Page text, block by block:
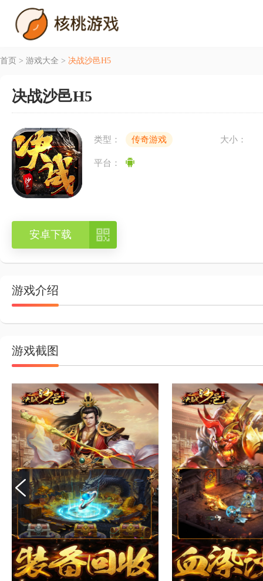
首页 > 游戏大全 > 决战沙邑H5
决战沙邑H5
类型： 传奇游戏 大小：
平台：
安卓下载 
游戏介绍
游戏截图